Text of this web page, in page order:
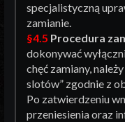
specjalistyczną
zamianie.
§4.5 Procedura
dokonywać
chęć zamiany,
slotów” zgodnie z
Po zatwierdzeniu
przeniesienia oraz